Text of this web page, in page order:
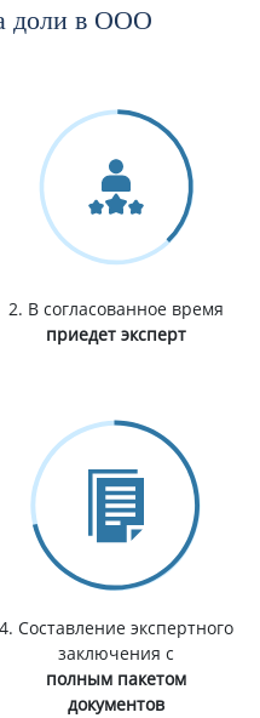
доли в ООО
2. В согласованное время
приедет эксперт
4. Составление экспертного
заключения с
полным пакетом
документов